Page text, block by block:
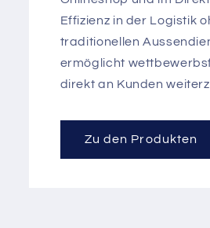
Effizienz in der Logistik
traditionellen
ermöglicht
direkt an Kunden
Zu den Produkten